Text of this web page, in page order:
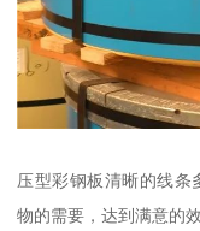
压型彩钢板清晰的线条
物的需要，达到满意的效